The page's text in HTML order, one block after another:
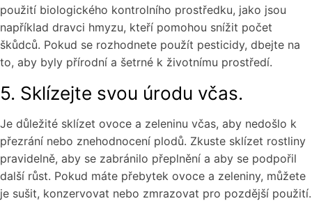
použití biologického kontrolního prostředku, jako jsou
například dravci hmyzu, kteří pomohou snížit počet
škůdců. Pokud se rozhodnete použít pesticidy, dbejte na
to, aby byly přírodní a šetrné k životnímu prostředí.
5. Sklízejte svou úrodu včas.
Je důležité sklízet ovoce a zeleninu včas, aby nedošlo k
přezrání nebo znehodnocení plodů. Zkuste sklízet rostliny
pravidelně, aby se zabránilo přeplnění a aby se podpořil
další růst. Pokud máte přebytek ovoce a zeleniny, můžete
je sušit, konzervovat nebo zmrazovat pro pozdější použití.